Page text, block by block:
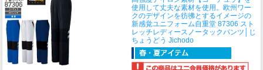
使用して丈夫な素材を使用。欧州ワー
クのデザインを彷彿とするイメージの
新感覚ユニフォーム自重堂 87306 スト
レッチレディースノータックパンツ│じ
ちょうどう Jichodo